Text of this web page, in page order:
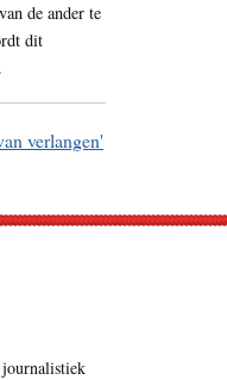
de ander te
dit
verlangen'